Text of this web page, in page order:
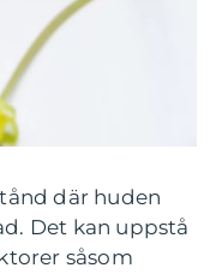
där huden
Det kan uppstå
såsom